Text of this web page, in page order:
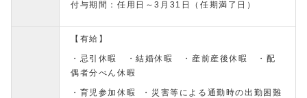
付与期間：任用日～3月31日（任期満了日）
【有給】
・忌引休暇 ・結婚休暇 ・産前産後休暇 ・配
偶者分べん休暇
・育児参加休暇 ・災害等による通勤時の出勤困難